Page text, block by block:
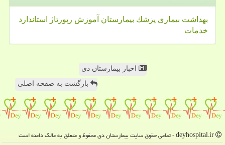
بهداشت بیماری پزشك بیمارستان آموزش رپورتاژ
استاندارد
خدمات
اخبار بیمارستان دی
بازگشت به صفحه اصلی